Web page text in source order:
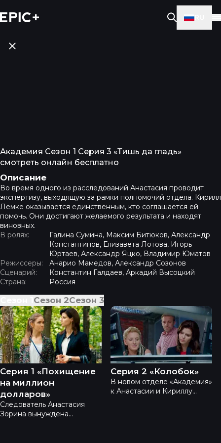
Академия Сезон 1 Серия 3 «Тишь да гладь»
смотреть онлайн бесплатно
Описание
Во время одного из расследований Анастасия проводит
экспертизу, выходящую за рамки полномочий отдела. Кирилл
Лемке оказывается единственным, кто соглашается ей
помочь. Они достигают желаемого результата и находят
виновных.
В ролях:
Галина Сумина, Максим Битюков, Александр
Константинов, Елизавета Лотова, Игорь
Юртаев, Александр Яцко, Владимир Юматов
Режиссеры:
Анарио Мамедов, Александр Созонов
Сценарий:
Константин Галдаев, Аркадий Высоцкий
Страна:
Россия
Сезон 2Сезон 3
Академия - Серия 1 «Похищение на миллион
Серия 1 «Похищение
на миллион
долларов»
Следователь Анастасия
Зорина вынуждена
Академия - Серия 2
Серия 2 «Колобок»
В новом отделе «Академия»
к Анастасии и Кириллу